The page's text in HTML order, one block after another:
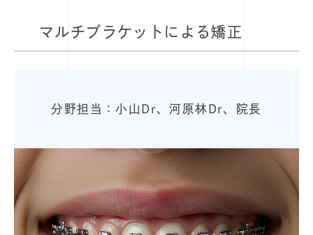
マルチブラケットによる矯正
分野担当：小山Dr、河原林Dr、院長